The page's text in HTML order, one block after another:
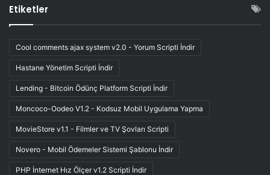
Etiketler
Cool comments ajax system v2.0 - Yorum Scripti İndir
Hastane Yönetim Scripti İndir
Lending - Bitcoin Ödünç Platform Scripti İndir
Moncoco-Oodeo V1.2 - Kodsuz Mobil Uygulama Yapma
MovieStore v1.1 - Filmler ve TV Şovları Scripti
Novero - Mobil Ödemeler Sistemi Şablonu İndir
PHP İnternet Hız Ölçer v1.2 Scripti İndir